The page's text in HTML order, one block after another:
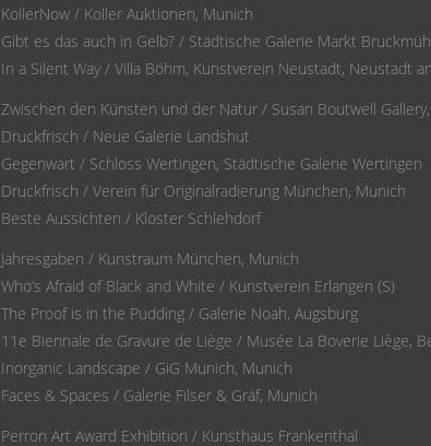
KollerNow / Koller Auktionen, Munich
Gibt es das auch in Gelb? / Städtische Galerie Markt
In a Silent Way / Villa Böhm, Kunstverein Neustadt, Neustadt
Zwischen den Künsten und der Natur / Susan Boutwell
Druckfrisch / Neue Galerie Landshut
Gegenwart / Schloss Wertingen, Städtische Galerie Wertingen
Druckfrisch / Verein für Originalradierung München, Munich
Beste Aussichten / Kloster Schlehdorf
Jahresgaben / Kunstraum München, Munich
Who’s Afraid of Black and White / Kunstverein Erlangen (S)
The Proof is in the Pudding / Galerie Noah, Augsburg
11e Biennale de Gravure de Liège / Musée La Boverie Liège,
Inorganic Landscape / GiG Munich, Munich
Faces & Spaces / Galerie Filser & Gräf, Munich
Perron Art Award Exhibition / Kunsthaus Frankenthal